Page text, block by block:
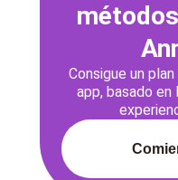
Consigue un
app, basado